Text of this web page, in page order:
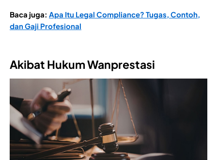
Baca juga: Apa Itu Legal Compliance? Tugas, Contoh,
dan Gaji Profesional
Akibat Hukum Wanprestasi